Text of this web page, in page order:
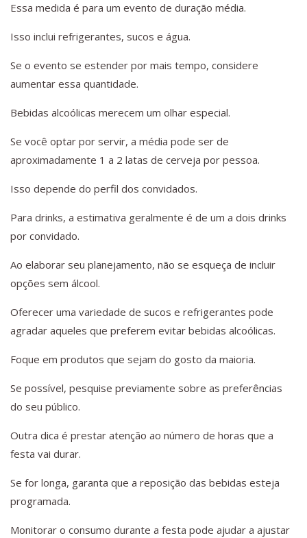
Essa medida é para um evento de duração média.
Isso inclui refrigerantes, sucos e água.
Se o evento se estender por mais tempo, considere
aumentar essa quantidade.
Bebidas alcoólicas merecem um olhar especial.
Se você optar por servir, a média pode ser de
aproximadamente 1 a 2 latas de cerveja por pessoa.
Isso depende do perfil dos convidados.
Para drinks, a estimativa geralmente é de um a dois drinks
por convidado.
Ao elaborar seu planejamento, não se esqueça de incluir
opções sem álcool.
Oferecer uma variedade de sucos e refrigerantes pode
agradar aqueles que preferem evitar bebidas alcoólicas.
Foque em produtos que sejam do gosto da maioria.
Se possível, pesquise previamente sobre as preferências
do seu público.
Outra dica é prestar atenção ao número de horas que a
festa vai durar.
Se for longa, garanta que a reposição das bebidas esteja
programada.
Monitorar o consumo durante a festa pode ajudar a ajustar